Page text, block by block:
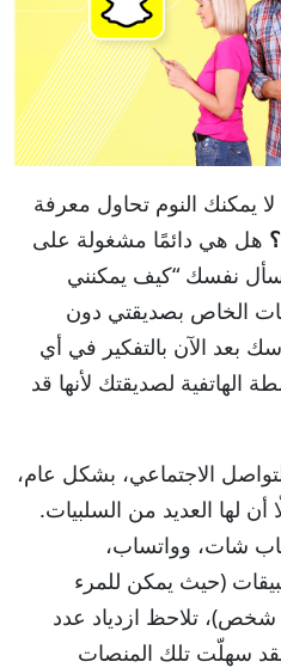
يمكنك النوم تحاول معرفة
هل هي دائمًا مشغولة على
نفسك “كيف يمكنني
الخاص بصديقتي دون
بعد الآن بالتفكير في أي
الهاتفية لصديقتك لأنها قد
الاجتماعي، بشكل عام،
لها العديد من السلبيات.
شات، وواتساب،
(حيث يمكن للمرء
تلاحظ ازدياد عدد
سهلّت تلك المنصات